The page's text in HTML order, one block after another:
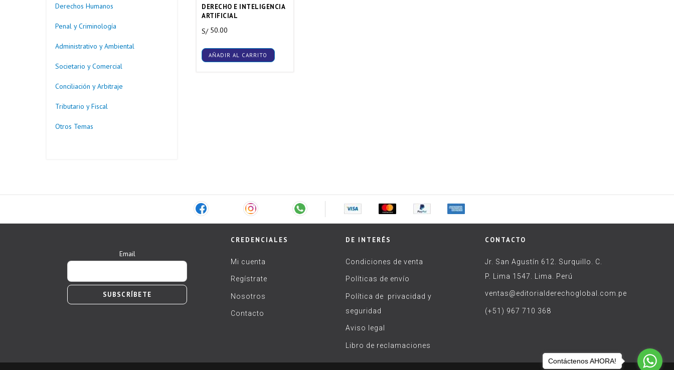
Derechos Humanos
Penal y Criminología
Administrativo y Ambiental
Societario y Comercial
Conciliación y Arbitraje
Tributario y Fiscal
Otros Temas
DERECHO E INTELIGENCIA
ARTIFICIAL
S/ 50.00
AÑADIR AL CARRITO
Email
SUBSCRÍBETE
CREDENCIALES
Mi cuenta
Regístrate
Nosotros
Contacto
DE INTERÉS
Condiciones de venta
Políticas de envío
Política de privacidad y
seguridad
Aviso legal
Libro de reclamaciones
CONTACTO
Jr. San Agustín 612. Surquillo. C.
P. Lima 1547. Lima. Perú
ventas@editorialderechoglobal.com.pe
(+51) 967 710 368
Contáctenos AHORA!